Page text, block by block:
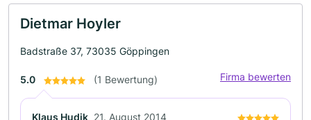
Dietmar Hoyler
Badstraße 37, 73035 Göppingen
5.0 (1 Bewertung) Firma bewerten
Klaus Hudik 21. August 2014